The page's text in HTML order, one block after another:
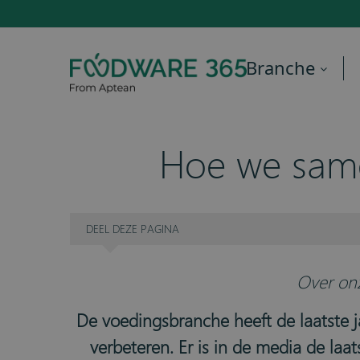
Branche
Hoe we
DEEL DEZE PAGINA
Over
De voedingsbranche heeft de
verbeteren. Er is in de media de